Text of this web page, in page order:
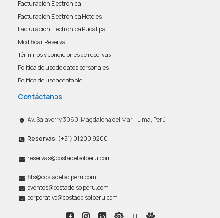
Facturación Electrónica
Facturación Electrónica Hoteles
Facturación Electrónica Pucallpa
Modificar Reserva
Términos y condiciones de reservas
Política de uso de datos personales
Política de uso aceptable
Contáctanos
Av. Salaverry 3060, Magdalena del Mar – Lima, Perú
Reservas: (+51) 01 200 9200
reservas@costadelsolperu.com
fits@costadelsolperu.com
eventos@costadelsolperu.com
corporativo@costadelsolperu.com